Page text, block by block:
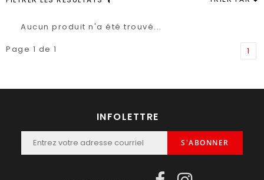
Aucun produit n'a été trouvé...
Page 1 de 1
1
INFOLETTRE
S'ABONNER